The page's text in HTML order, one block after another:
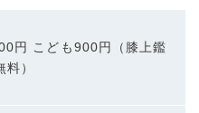
円 こども900円（膝上鑑
）